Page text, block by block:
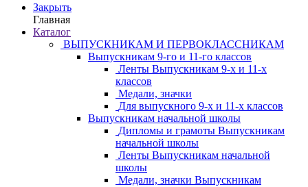
Закрыть
Главная
Каталог
ВЫПУСКНИКАМ И ПЕРВОКЛАССНИКАМ
Выпускникам 9-го и 11-го классов
Ленты Выпускникам 9-х и 11-х
классов
Медали, значки
Для выпускного 9-х и 11-х классов
Выпускникам начальной школы
Дипломы и грамоты Выпускникам
начальной школы
Ленты Выпускникам начальной
школы
Медали, значки Выпускникам